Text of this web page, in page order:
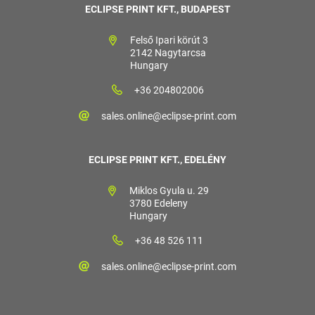
ECLIPSE PRINT KFT., BUDAPEST
Felső Ipari körút 3
2142 Nagytarcsa
Hungary
+36 204802006
sales.online@eclipse-print.com
ECLIPSE PRINT KFT., EDELÉNY
Miklos Gyula u. 29
3780 Edeleny
Hungary
+36 48 526 111
sales.online@eclipse-print.com